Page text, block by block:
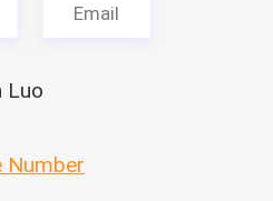
Email
Luo
Number